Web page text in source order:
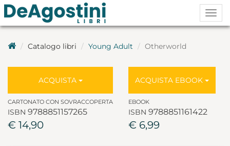
Catalogo libri Young Adult Otherworld
ACQUISTA
CARTONATO CON SOVRACCOPERTA
ISBN 9788851157265
€ 14,90
ACQUISTA EBOOK
EBOOK
ISBN 9788851161422
€ 6,99